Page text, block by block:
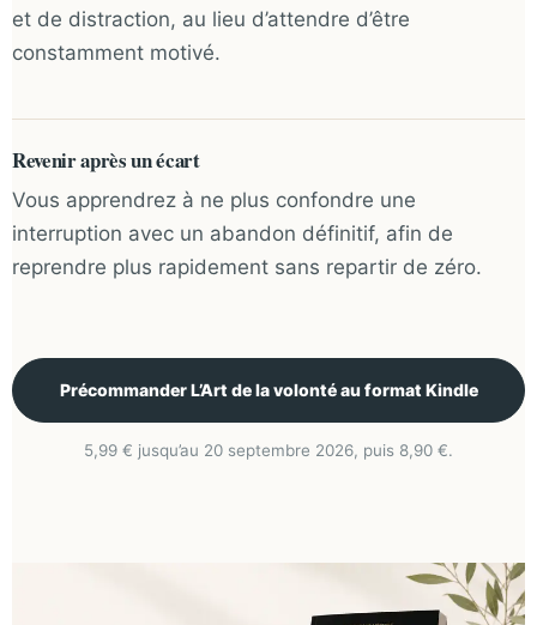
et de distraction, au lieu d’attendre d’être
constamment motivé.
Revenir après un écart
Vous apprendrez à ne plus confondre une
interruption avec un abandon définitif, afin de
reprendre plus rapidement sans repartir de zéro.
Précommander L’Art de la volonté au format Kindle
5,99 € jusqu’au 20 septembre 2026, puis 8,90 €.